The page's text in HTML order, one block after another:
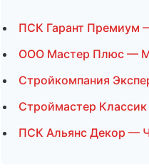
ПСК Гарант Премиум
ООО Мастер Плюс —
Стройкомпания
Строймастер
ПСК Альянс Декор —